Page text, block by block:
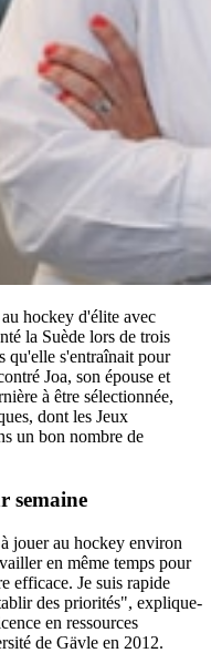
hockey d'élite avec
la Suède lors de trois
qu'elle s'entraînait pour
Joa, son épouse et
à être sélectionnée,
dont les Jeux
un bon nombre de
semaine
jouer au hockey environ
en même temps pour
efficace. Je suis rapide
des priorités", explique-
en ressources
de Gävle en 2012.